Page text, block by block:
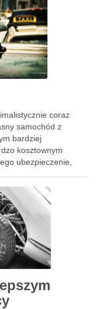
coraz
samochód z
bardziej
kosztownym
ubezpieczenie,